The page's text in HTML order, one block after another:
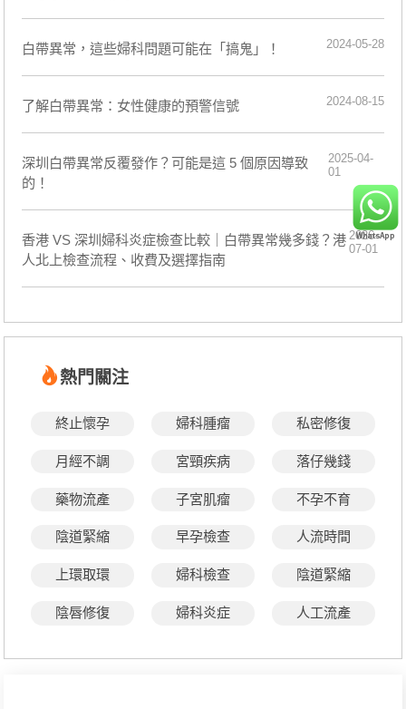
​白帶異常，這些婦科問題可能在「搞鬼」！ 2024-05-28
了解白帶異常：女性健康的預警信號 2024-08-15
深圳白帶異常反覆發作？可能是這 5 個原因導致
的！
2025-04-
01
香港 VS 深圳婦科炎症檢查比較｜白帶異常幾多錢？港
人北上檢查流程、收費及選擇指南
2026-
07-01
熱門關注
終止懷孕 婦科腫瘤 私密修復
月經不調 宮頸疾病 落仔幾錢
藥物流產 子宮肌瘤 不孕不育
陰道緊縮 早孕檢查 人流時間
上環取環 婦科檢查 陰道緊縮
陰唇修復 婦科炎症 人工流產